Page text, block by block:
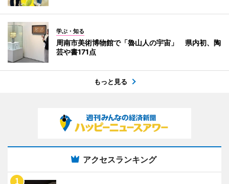
学ぶ・知る
周南市美術博物館で「魯山人の宇宙」 県内初、陶
芸や書171点
もっと見る
アクセスランキング